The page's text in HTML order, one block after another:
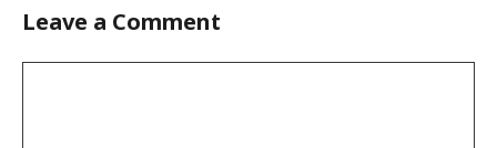
Leave a Comment